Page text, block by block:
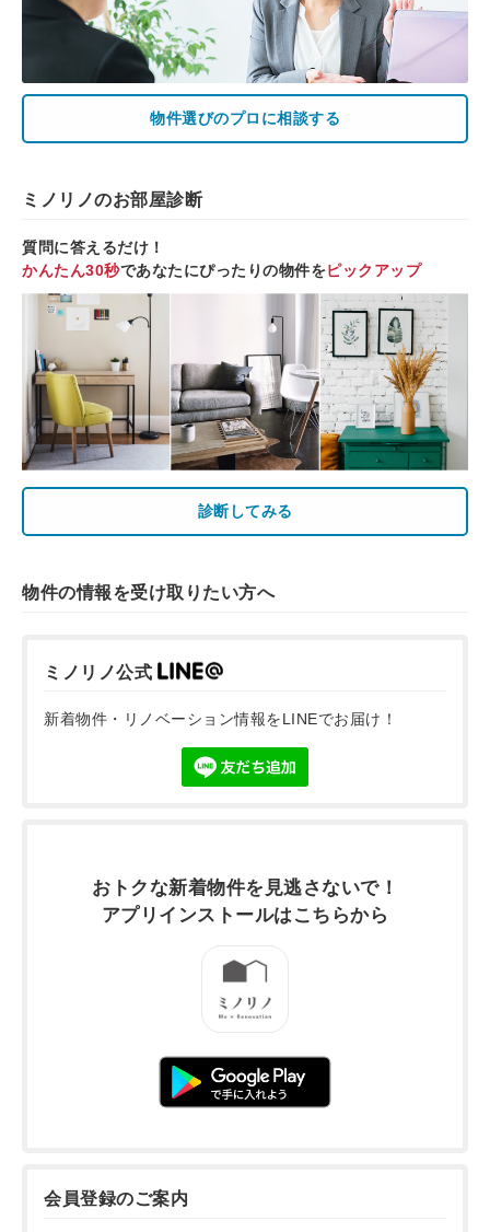
物件選びのプロに相談する
ミノリノのお部屋診断
質問に答えるだけ！
かんたん30秒であなたにぴったりの物件をピックアップ
診断してみる
物件の情報を受け取りたい方へ
ミノリノ公式
新着物件・リノベーション情報をLINEでお届け！
おトクな新着物件を 見逃さないで！
アプリインストールはこちらから
会員登録のご案内